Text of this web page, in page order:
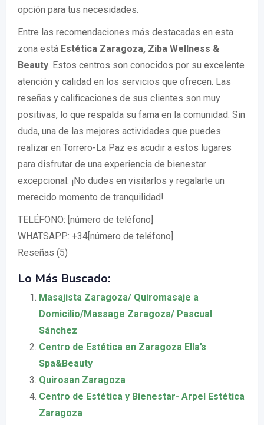
opción para tus necesidades.
Entre las recomendaciones más destacadas en esta
zona está Estética Zaragoza, Ziba Wellness &
Beauty. Estos centros son conocidos por su excelente
atención y calidad en los servicios que ofrecen. Las
reseñas y calificaciones de sus clientes son muy
positivas, lo que respalda su fama en la comunidad. Sin
duda, una de las mejores actividades que puedes
realizar en Torrero-La Paz es acudir a estos lugares
para disfrutar de una experiencia de bienestar
excepcional. ¡No dudes en visitarlos y regalarte un
merecido momento de tranquilidad!
TELÉFONO: [número de teléfono]
WHATSAPP: +34[número de teléfono]
Reseñas (5)
Lo Más Buscado:
Masajista Zaragoza/ Quiromasaje a
Domicilio/Massage Zaragoza/ Pascual
Sánchez
Centro de Estética en Zaragoza Ella’s
Spa&Beauty
Quirosan Zaragoza
Centro de Estética y Bienestar- Arpel Estética
Zaragoza